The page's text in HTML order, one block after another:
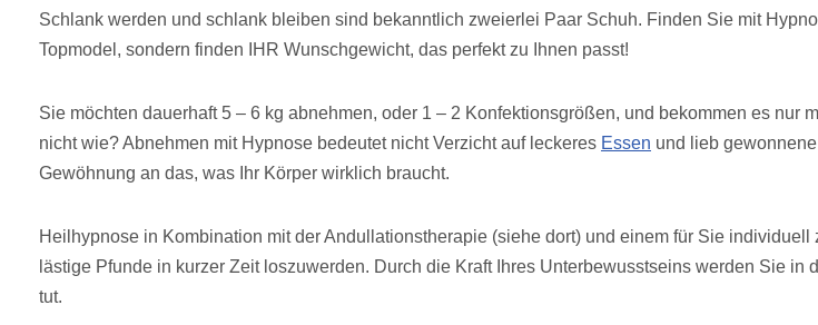
Schlank werden und schlank bleiben sind bekanntlich zweierlei Paar Schuh. Finden Sie mit
Topmodel, sondern finden IHR Wunschgewicht, das perfekt zu Ihnen passt!
Sie möchten dauerhaft 5 – 6 kg abnehmen, oder 1 – 2 Konfektionsgrößen, und bekommen es
nicht wie? Abnehmen mit Hypnose bedeutet nicht Verzicht auf leckeres Essen und lieb
Gewöhnung an das, was Ihr Körper wirklich braucht.
Heilhypnose in Kombination mit der Andullationstherapie (siehe dort) und einem für Sie
lästige Pfunde in kurzer Zeit loszuwerden. Durch die Kraft Ihres Unterbewusstseins werden Sie in
tut.